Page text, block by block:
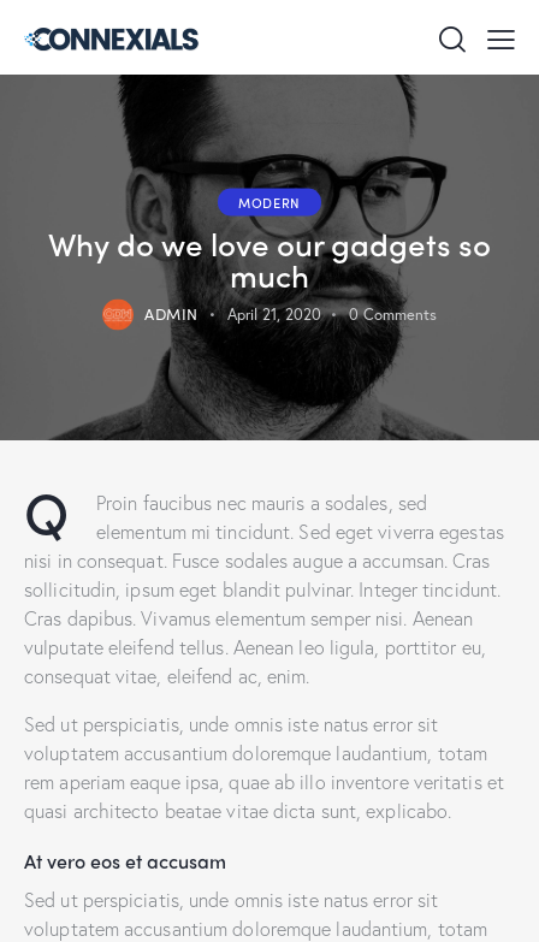
MODERN
Why do we love our gadgets so
much
ADMIN April 21, 2020 0 Comments
Q
Proin faucibus nec mauris a sodales, sed
elementum mi tincidunt. Sed eget viverra egestas
nisi in consequat. Fusce sodales augue a accumsan. Cras
sollicitudin, ipsum eget blandit pulvinar. Integer tincidunt.
Cras dapibus. Vivamus elementum semper nisi. Aenean
vulputate eleifend tellus. Aenean leo ligula, porttitor eu,
consequat vitae, eleifend ac, enim.
Sed ut perspiciatis, unde omnis iste natus error sit
voluptatem accusantium doloremque laudantium, totam
rem aperiam eaque ipsa, quae ab illo inventore veritatis et
quasi architecto beatae vitae dicta sunt, explicabo.
At vero eos et accusam
Sed ut perspiciatis, unde omnis iste natus error sit
voluptatem accusantium doloremque laudantium, totam